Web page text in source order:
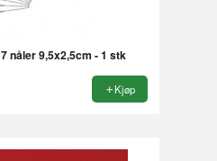
nåler 9,5x2,5cm - 1 stk
Kjøp